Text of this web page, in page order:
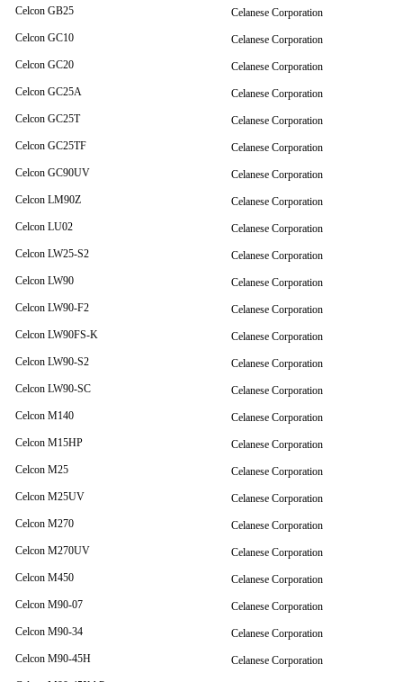
Celcon GB25
Celanese Corporation
Celcon GC10
Celanese Corporation
Celcon GC20
Celanese Corporation
Celcon GC25A
Celanese Corporation
Celcon GC25T
Celanese Corporation
Celcon GC25TF
Celanese Corporation
Celcon GC90UV
Celanese Corporation
Celcon LM90Z
Celanese Corporation
Celcon LU02
Celanese Corporation
Celcon LW25-S2
Celanese Corporation
Celcon LW90
Celanese Corporation
Celcon LW90-F2
Celanese Corporation
Celcon LW90FS-K
Celanese Corporation
Celcon LW90-S2
Celanese Corporation
Celcon LW90-SC
Celanese Corporation
Celcon M140
Celanese Corporation
Celcon M15HP
Celanese Corporation
Celcon M25
Celanese Corporation
Celcon M25UV
Celanese Corporation
Celcon M270
Celanese Corporation
Celcon M270UV
Celanese Corporation
Celcon M450
Celanese Corporation
Celcon M90-07
Celanese Corporation
Celcon M90-34
Celanese Corporation
Celcon M90-45H
Celanese Corporation